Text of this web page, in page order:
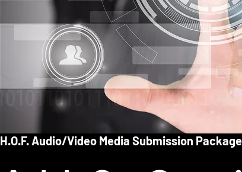
H.O.F. Audio/Video Media Submission